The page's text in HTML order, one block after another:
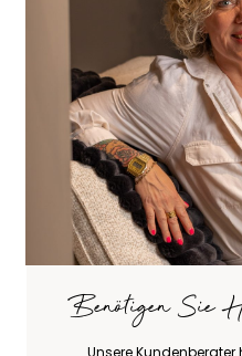
Benötigen Sie
Unsere Kundenberater